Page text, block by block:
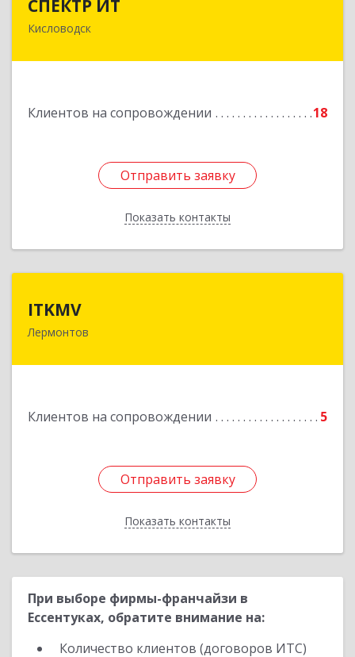
СПЕКТР ИТ
Кисловодск
Клиентов на сопровождении 18
Отправить заявку
Показать контакты
357736, Ставропольский край, Кисловодск г,
Отправить заявку
Назад
ITKMV
Лермонтов
Клиентов на сопровождении 5
Отправить заявку
Показать контакты
Отправить заявку
Назад
При выборе фирмы-франчайзи в
Ессентуках, обратите внимание на:
Количество клиентов (договоров ИТС)